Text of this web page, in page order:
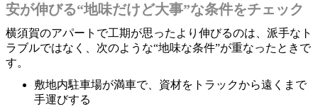
安が伸びる“地味だけど大事”な条件をチェック
横須賀のアパートで工期が思ったより伸びるのは、派手なト
ラブルではなく、次のような“地味な条件”が重なったときで
す。
敷地内駐車場が満車で、資材をトラックから遠くまで
手運びする